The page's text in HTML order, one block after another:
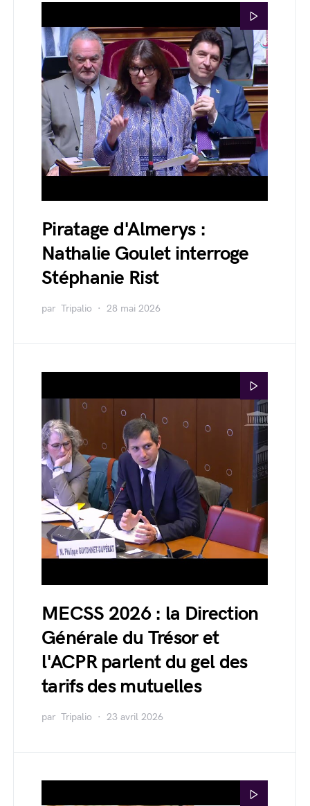
Piratage d'Almerys :
Nathalie Goulet interroge
Stéphanie Rist
par Tripalio 28 mai 2026
MECSS 2026 : la Direction
Générale du Trésor et
l'ACPR parlent du gel des
tarifs des mutuelles
par Tripalio 23 avril 2026